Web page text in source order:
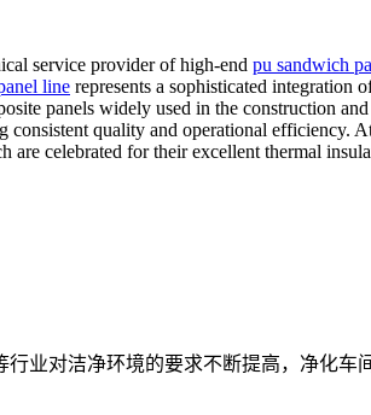
service provider of high-end pu sandwich
line represents a sophisticated integration
panels widely used in the construction
quality and operational efficiency.
celebrated for their excellent thermal
行业对洁净环境的要求不断提高，净化